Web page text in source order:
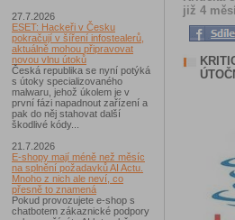
27.7.2026
ESET: Hackeři v Česku
pokračují v šíření infostealerů,
aktuálně mohou připravovat
novou vlnu útoků
Česká republika se nyní potýká
s útoky specializovaného
malwaru, jehož úkolem je v
první fázi napadnout zařízení a
pak do něj stahovat další
škodlivé kódy...
21.7.2026
E-shopy mají méně než měsíc
na splnění požadavků AI Actu.
Mnoho z nich ale neví, co
přesně to znamená
Pokud provozujete e-shop s
chatbotem zákaznické podpory
již 4